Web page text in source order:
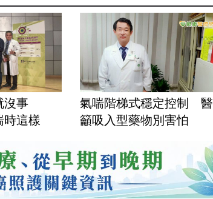
沒事
這樣
氣喘階梯式穩定控制 醫
籲吸入型藥物別害怕